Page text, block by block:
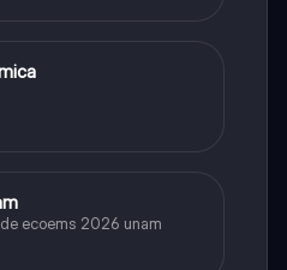
ecoems 2026 unam